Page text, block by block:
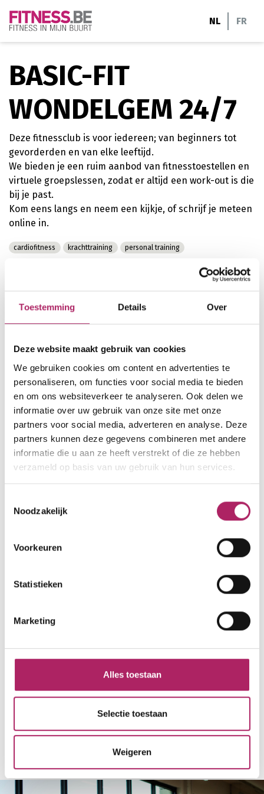
Toestemming Details Over
Deze website maakt gebruik van cookies
We gebruiken cookies om content en advertenties te
personaliseren, om functies voor social media te bieden
en om ons websiteverkeer te analyseren. Ook delen we
informatie over uw gebruik van onze site met onze
partners voor social media, adverteren en analyse. Deze
partners kunnen deze gegevens combineren met andere
informatie die u aan ze heeft verstrekt of die ze hebben
verzameld op basis van uw gebruik van hun services.
Noodzakelijk
Voorkeuren
Statistieken
Marketing
Alles toestaan
Selectie toestaan
Weigeren
NL FR
BASIC-FIT
WONDELGEM 24/7
Deze fitnessclub is voor iedereen; van beginners tot
gevorderden en van elke leeftijd.
We bieden je een ruim aanbod van fitnesstoestellen en
virtuele groepslessen, zodat er altijd een work-out is die
bij je past.
Kom eens langs en neem een kijkje, of schrijf je meteen
online in.
cardiofitness krachttraining personal training
9032 Wondelgem
www.basic-fit.be
Openingsuren nu open
Wij zijn 24/7 open.
Terug naar overzicht